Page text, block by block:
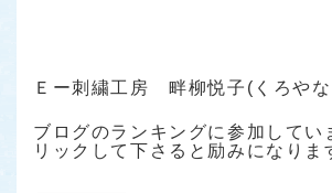
Ｅー刺繍工房 畔柳悦子(くろや
ブログのランキングに参加してい
リックして下さると励みになりま